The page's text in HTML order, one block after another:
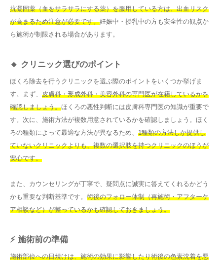
抗凝固薬（血をサラサラにする薬）を服用している方は、出血リスク
が高まるため注意が必要です。妊娠中・授乳中の方も安全性の観点か
ら施術が制限される場合があります。
🔸 クリニック選びのポイント
ほくろ除去を行うクリニックを選ぶ際のポイントをいくつか挙げま
す。まず、 皮膚科・形成外科・美容外科の専門医が在籍しているかを
確認しましょう。ほくろの悪性判断には皮膚科専門医の知識が重要で
す。次に、施術方法が複数用意されているかを確認しましょう。ほく
ろの種類によって最適な方法が異なるため、 1種類の方法しか提供し
ていないクリニックよりも、複数の選択肢を持つクリニックのほうが
安心です。
また、カウンセリングが丁寧で、疑問点に誠実に答えてくれるかどう
かも重要な判断基準です。 術後のフォロー体制（再施術・アフターケ
ア相談など）が整っているかも確認しておきましょう。
⚡ 施術前の準備
施術部位への日焼けは、施術の効果に影響したり術後の色素沈着を悪